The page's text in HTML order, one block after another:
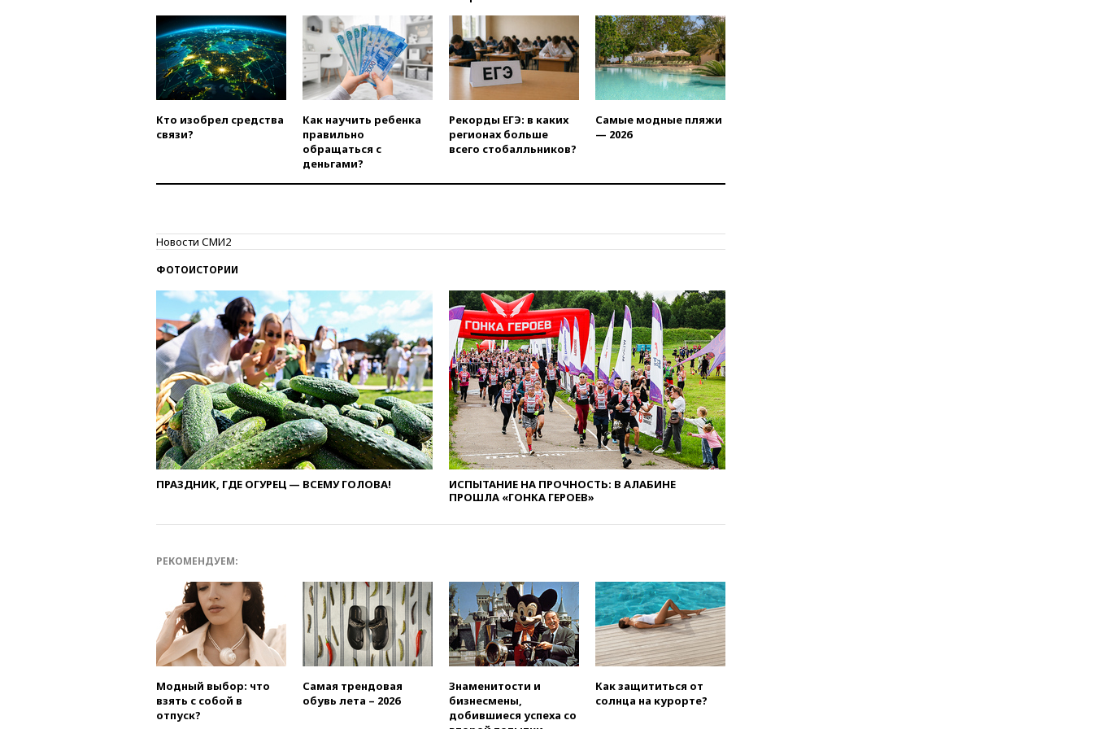
одобрил открытие сезона на
105 пляжах в Анапе
14:09
Глава Тувы включил
сенатора Нарусову в список
кандидатов в Совфед
Wildberries запустит
программу по открытию
партнерских хабов
одобрили скандальный
13:36ABC News: запасы
вооружений США достигли
13:16«Родина» просит
Верховный суд снять «Яблоко»
с выборов
13:11 Путин обсудил с
президентом ОАЭ ситуацию в
Персидском заливе и на
Украине
13:09Суд обязал москвичку
выселить из квартиры
крокодила, лису и других
животных
12:51Россия планирует
запустить групповые
Вьетнама
рекордных показателей
12:30
Российские войска
взяли под контроль село
Анискино в Харьковской
области
планирует вводить
ограничения на доступ детей
в соцсети
Кто изобрел средства
связи?
Как научить ребенка
правильно
обращаться с
деньгами?
Рекорды ЕГЭ: в каких
регионах больше
всего стобалльников?
Самые модные пляжи
— 2026
Новости СМИ2
ФОТОИСТОРИИ
ПРАЗДНИК, ГДЕ ОГУРЕЦ — ВСЕМУ ГОЛОВА!
ИСПЫТАНИЕ НА ПРОЧНОСТЬ: В АЛАБИНЕ
ПРОШЛА «ГОНКА ГЕРОЕВ»
РЕКОМЕНДУЕМ:
Модный выбор: что
взять с собой в
отпуск?
Самая трендовая
обувь лета – 2026
Знаменитости и
бизнесмены,
добившиеся успеха со
Как защититься от
солнца на курорте?